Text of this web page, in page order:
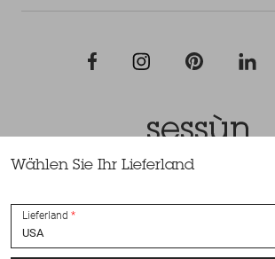
Wählen Sie Ihr Lieferland
Lieferland